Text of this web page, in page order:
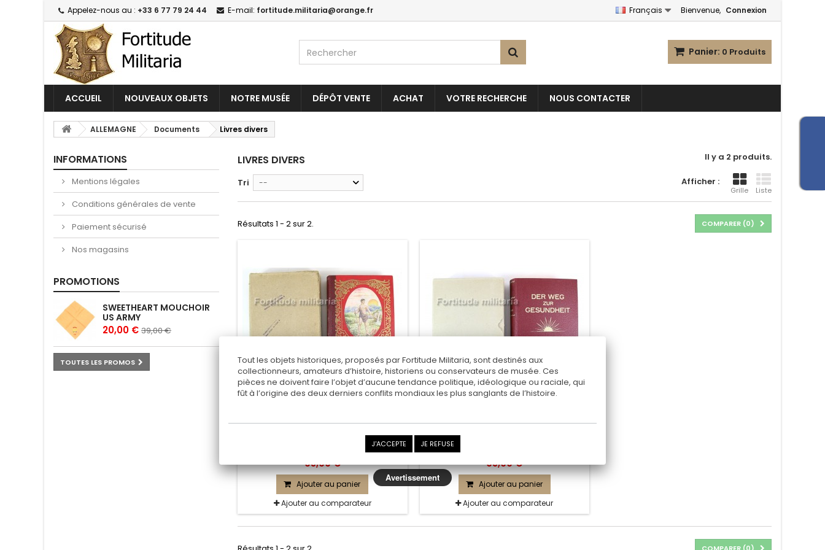
Bienvenue, Connexion
Français
Appelez-nous au : +33 6 77 79 24 44 E-mail: fortitude.militaria@orange.fr
Panier: 0 Produits
ACCUEIL NOUVEAUX OBJETS NOTRE MUSÉE DÉPÔT VENTE ACHAT VOTRE RECHERCHE NOUS CONTACTER
ALLEMAGNE Documents Livres divers
INFORMATIONS
Mentions légales
Conditions générales de vente
Paiement sécurisé
Nos magasins
PROMOTIONS
SWEETHEART MOUCHOIR
US ARMY
20,00 € 39,00 €
TOUTES LES PROMOS
LIVRES DIVERS Il y a 2 produits.
Afficher :
Grille Liste
Tri --
COMPARER (0)
Résultats 1 - 2 sur 2.
" SS ausbildunglager Sennheim Elsass "
95,00 €
Ajouter au panier
Ajouter au comparateur
" SS ausbildunglager Sennheim Elsass "
95,00 €
Ajouter au panier
Ajouter au comparateur
Tout les objets historiques, proposés par Fortitude Militaria, sont destinés aux
collectionneurs, amateurs d’histoire, historiens ou conservateurs de musée. Ces
pièces ne doivent faire l’objet d’aucune tendance politique, idéologique ou raciale, qui
fût à l’origine des deux derniers conflits mondiaux les plus sanglants de l’histoire.
J'ACCEPTE JE REFUSE
Avertissement